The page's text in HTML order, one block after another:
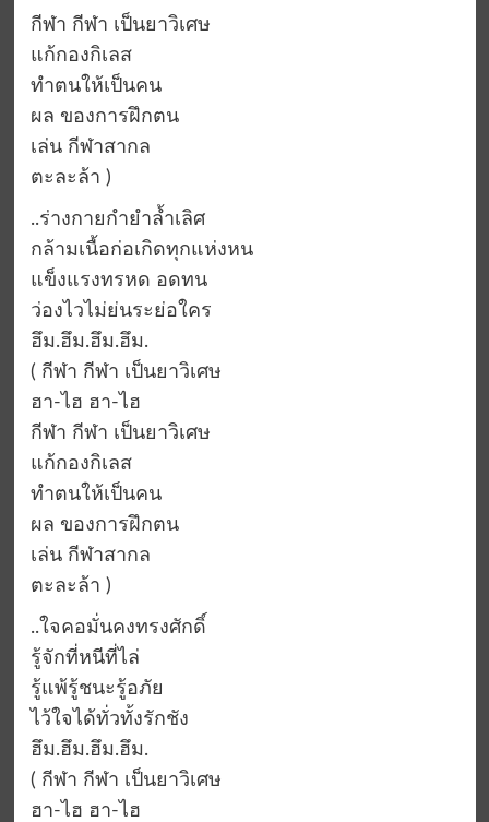
กีฬา กีฬา เป็นยาวิเศษ
แก้กองกิเลส
ทำตนให้เป็นคน
ผล ของการฝึกตน
เล่น กีฬาสากล
ตะละล้า )
..ร่างกายกำยำล้ำเลิศ
กล้ามเนื้อก่อเกิดทุกแห่งหน
แข็งแรงทรหด อดทน
ว่องไวไม่ย่นระย่อใคร
ฮึม.ฮึม.ฮึม.ฮึม.
( กีฬา กีฬา เป็นยาวิเศษ
ฮา-ไฮ ฮา-ไฮ
กีฬา กีฬา เป็นยาวิเศษ
แก้กองกิเลส
ทำตนให้เป็นคน
ผล ของการฝึกตน
เล่น กีฬาสากล
ตะละล้า )
..ใจคอมั่นคงทรงศักดิ์
รู้จักที่หนีที่ไล่
รู้แพ้รู้ชนะรู้อภัย
ไว้ใจได้ทั่วทั้งรักชัง
ฮึม.ฮึม.ฮึม.ฮึม.
( กีฬา กีฬา เป็นยาวิเศษ
ฮา-ไฮ ฮา-ไฮ